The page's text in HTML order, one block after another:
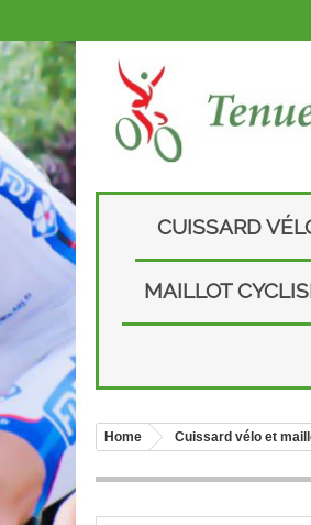
CUISSARD
MAILLOT
Home Cuissard vélo et